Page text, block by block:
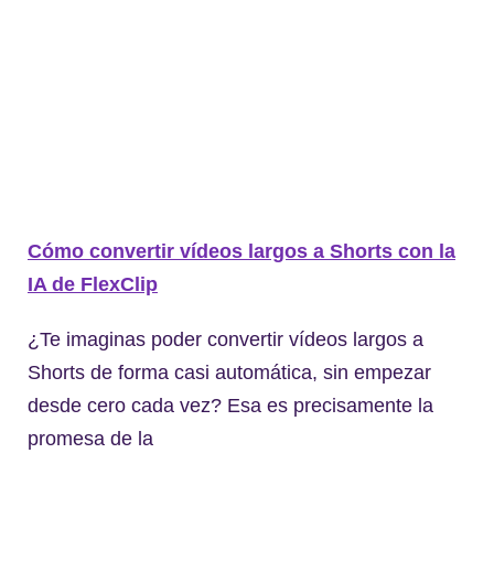
Cómo convertir vídeos largos a Shorts con la
IA de FlexClip
¿Te imaginas poder convertir vídeos largos a
Shorts de forma casi automática, sin empezar
desde cero cada vez? Esa es precisamente la
promesa de la